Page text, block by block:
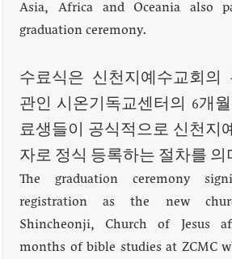
Asia, Africa and Oceania also
graduation ceremony.
수료식은 신천지예수교회의
관인 시온기독교센터의 6개
료생들이 공식적으로 신천지
자로 정식 등록하는 절차를 의
The graduation ceremony
registration as the new
Shincheonji, Church of Jesus
months of bible studies at ZCMC